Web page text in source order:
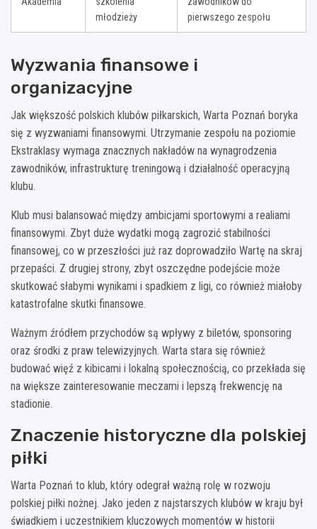
młodzieży
pierwszego zespołu
Wyzwania finansowe i
organizacyjne
Jak większość polskich klubów piłkarskich, Warta Poznań boryka
się z wyzwaniami finansowymi. Utrzymanie zespołu na poziomie
Ekstraklasy wymaga znacznych nakładów na wynagrodzenia
zawodników, infrastrukturę treningową i działalność operacyjną
klubu.
Klub musi balansować między ambicjami sportowymi a realiami
finansowymi. Zbyt duże wydatki mogą zagrozić stabilności
finansowej, co w przeszłości już raz doprowadziło Wartę na skraj
przepaści. Z drugiej strony, zbyt oszczędne podejście może
skutkować słabymi wynikami i spadkiem z ligi, co również miałoby
katastrofalne skutki finansowe.
Ważnym źródłem przychodów są wpływy z biletów, sponsoring
oraz środki z praw telewizyjnych. Warta stara się również
budować więź z kibicami i lokalną społecznością, co przekłada się
na większe zainteresowanie meczami i lepszą frekwencję na
stadionie.
Znaczenie historyczne dla polskiej
piłki
Warta Poznań to klub, który odegrał ważną rolę w rozwoju
polskiej piłki nożnej. Jako jeden z najstarszych klubów w kraju był
świadkiem i uczestnikiem kluczowych momentów w historii